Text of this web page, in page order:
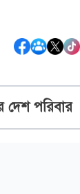
দেশ পরিবার